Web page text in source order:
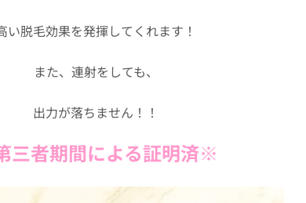
い脱毛効果を発揮してくれます！
また、連射をしても、
出力が落ちません！！
者期間による証明済※